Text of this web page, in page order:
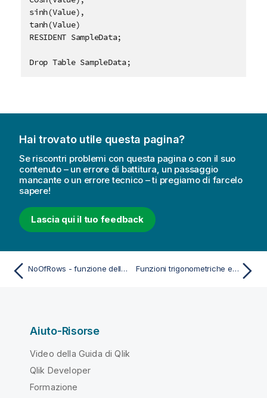
sinh(Value),
tanh(Value)
RESIDENT SampleData;
Drop Table SampleData;
Hai trovato utile questa pagina?
Se riscontri problemi con questa pagina o con il suo
contenuto – un errore di battitura, un passaggio
mancante o un errore tecnico – ti pregiamo di farcelo
sapere!
Lascia qui il tuo feedback
NoOfRows - funzione dello script e del grafico Funzioni trigonometriche e iperboliche
Aiuto-Risorse
Video della Guida di Qlik
Qlik Developer
Formazione